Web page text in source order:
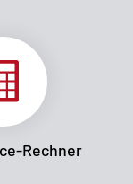
Rechner